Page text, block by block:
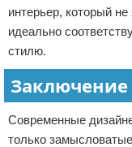
интерьер, который
идеально
стилю.
Заключение
Современные
только